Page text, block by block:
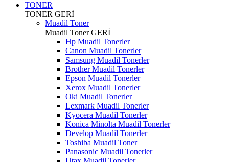
TONER
TONER GERİ
Muadil Toner
Muadil TonerGERİ
Hp Muadil Tonerler
Canon Muadil Tonerler
Samsung Muadil Tonerler
Brother Muadil Tonerler
Epson Muadil Tonerler
Xerox Muadil Tonerler
Oki Muadil Tonerler
Lexmark Muadil Tonerler
Kyocera Muadil Tonerler
Konica Minolta Muadil Tonerler
Develop Muadil Tonerler
Toshiba Muadil Toner
Panasonic Muadil Tonerler